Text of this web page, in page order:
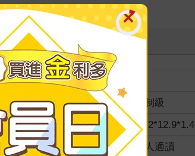
裝訂
分級
限制級
商品規格
18.2*12.9*1.4
適讀年齡
成人適讀